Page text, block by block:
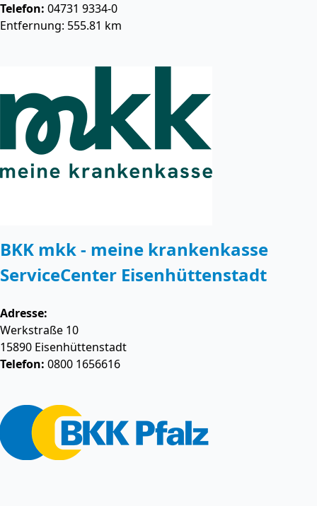
Telefon: 04731 9334-0
Entfernung: 555.81 km
BKK mkk - meine krankenkasse
ServiceCenter Eisenhüttenstadt
Adresse:
Werkstraße 10
15890 Eisenhüttenstadt
Telefon: 0800 1656616